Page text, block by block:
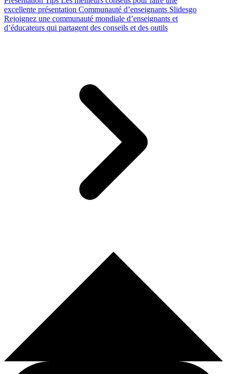
excellente présentation Communauté d’enseignants Slidesgo
Rejoignez une communauté mondiale d’enseignants et
d’éducateurs qui partagent des conseils et des outils